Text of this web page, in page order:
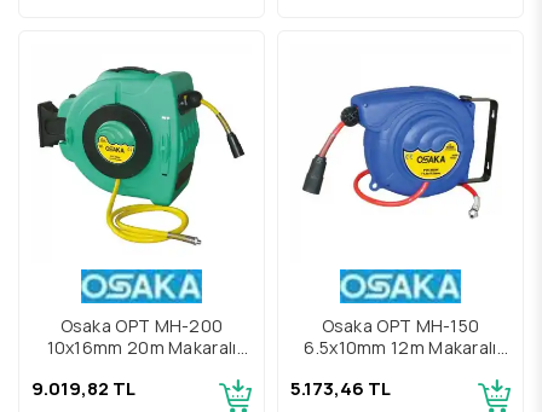
Osaka OPT MH-200
10x16mm 20m Makaralı
9.019,82 TL
Osaka OPT MH-150
6.5x10mm 12m Makaralı
5.173,46 TL